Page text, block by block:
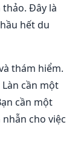
Đây là
hết du
thám hiểm.
cần một
cần một
cho việc